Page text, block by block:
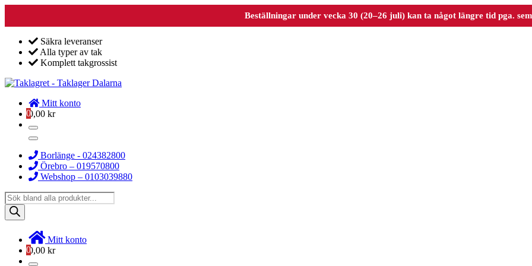
Beställningar under vecka 30 (20–26 juli) kan ta något längre tid pga.
Säkra leveranser
Alla typer av tak
Komplett takgrossist
Mitt konto
00,00 kr
Borlänge - 024382800
Örebro – 019570800
Webshop – 0103039880
Products
search
Mitt konto
00,00 kr